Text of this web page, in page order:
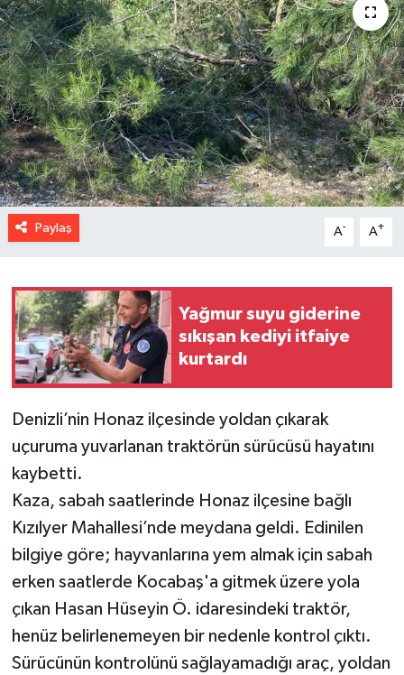
Paylaş A- A+
Yağmur suyu giderine
sıkışan kediyi itfaiye
kurtardı
Denizli’nin Honaz ilçesinde yoldan çıkarak
uçuruma yuvarlanan traktörün sürücüsü hayatını
kaybetti.
Kaza, sabah saatlerinde Honaz ilçesine bağlı
Kızılyer Mahallesi’nde meydana geldi. Edinilen
bilgiye göre; hayvanlarına yem almak için sabah
erken saatlerde Kocabaş'a gitmek üzere yola
çıkan Hasan Hüseyin Ö. idaresindeki traktör,
henüz belirlenemeyen bir nedenle kontrol çıktı.
Sürücünün kontrolünü sağlayamadığı araç, yoldan